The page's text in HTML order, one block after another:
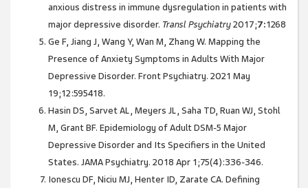
anxious distress in immune dysregulation in patients with
major depressive disorder. Transl Psychiatry2017;7:1268
Ge F, Jiang J, Wang Y, Wan M, Zhang W. Mapping the
Presence of Anxiety Symptoms in Adults With Major
Depressive Disorder. Front Psychiatry. 2021 May
19;12:595418.
Hasin DS, Sarvet AL, Meyers JL, Saha TD, Ruan WJ, Stohl
M, Grant BF. Epidemiology of Adult DSM-5 Major
Depressive Disorder and Its Specifiers in the United
States. JAMA Psychiatry. 2018 Apr 1;75(4):336-346.
Ionescu DF, Niciu MJ, Henter ID, Zarate CA. Defining